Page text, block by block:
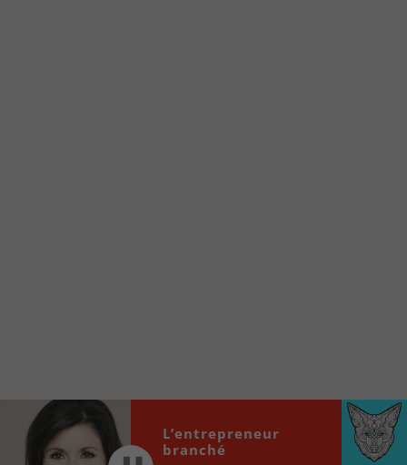
locale vous sont maintenant accessibles en un clic!
Audio
Player
00:00
L’entrepreneur
branché